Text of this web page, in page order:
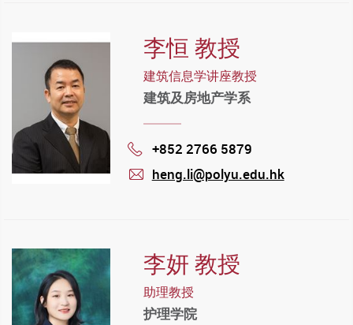
李恒 教授
建筑信息学讲座教授
建筑及房地产学系
Phone
+852 2766 5879
heng.li@polyu.edu.hk
李妍 教授
助理教授
护理学院